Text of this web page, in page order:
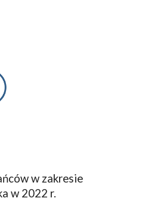
w zakresie
w 2022 r.